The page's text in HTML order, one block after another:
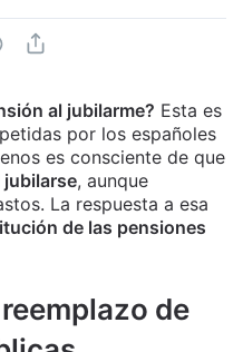
al jubilarme? Esta es
por los españoles
es consciente de que
jubilarse, aunque
La respuesta a esa
de las pensiones
de